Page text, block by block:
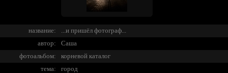
название:
...и пришёл фотограф...
автор:
Саша
фотоальбом:
корневой каталог
тема:
город